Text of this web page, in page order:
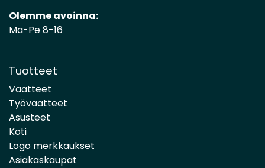
Olemme avoinna:
Ma-Pe 8-16
Tuotteet
Vaatteet
Työvaatteet
Asusteet
Koti
Logo merkkaukset
Asiakaskaupat